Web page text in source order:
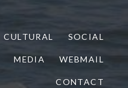
CULTURAL SOCIAL
MEDIA WEBMAIL
CONTACT